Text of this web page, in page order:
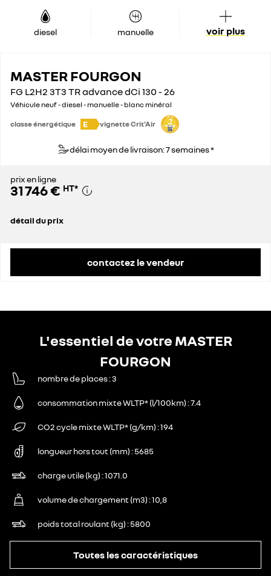
diesel manuelle voir plus
MASTER FOURGON
FG L2H2 3T3 TR advance dCi 130 - 26
Véhicule neuf - diesel - manuelle - blanc minéral
classe énergétique E vignette Crit'Air
délai moyen de livraison: 7 semaines *
prix en ligne
31 746 € HT*
détail du prix
contactez le vendeur
L'essentiel de votre MASTER
FOURGON
nombre de places 3
consommation mixte WLTP* (l/100km) 7.4
CO2 cycle mixte WLTP* (g/km) 194
longueur hors tout (mm) 5685
charge utile (kg) 1071.0
volume de chargement (m3) 10,8
poids total roulant (kg) 5800
Toutes les caractéristiques